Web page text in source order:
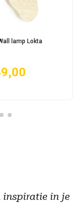
lamp Lokta
inspiratie in je